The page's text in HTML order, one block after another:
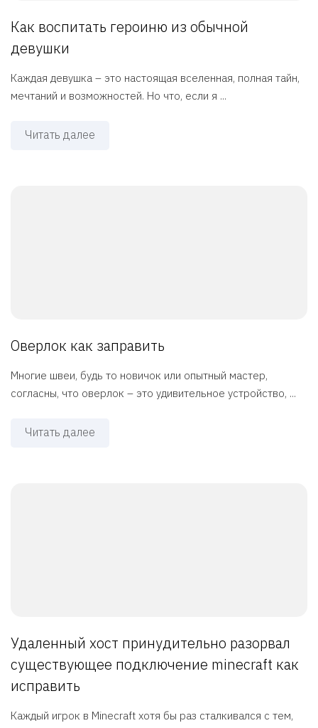
Как воспитать героиню из обычной
девушки
Каждая девушка – это настоящая вселенная, полная тайн,
мечтаний и возможностей. Но что, если я ...
Читать далее
Оверлок как заправить
Многие швеи, будь то новичок или опытный мастер,
согласны, что оверлок – это удивительное устройство, ...
Читать далее
Удаленный хост принудительно разорвал
существующее подключение minecraft как
исправить
Каждый игрок в Minecraft хотя бы раз сталкивался с тем,